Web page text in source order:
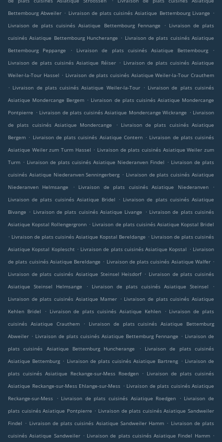
Bettembourg Abweiler . Livraison de plats cuisinés Asiatique Bettembourg Livange .
Livraison de plats cuisinés Asiatique Bettembourg Fennange
. Livraison de plats
cuisinés Asiatique Bettembourg Huncherange . Livraison de plats cuisinés Asiatique
Bettembourg Peppange
. Livraison de plats cuisinés Asiatique Bettembourg
.
Livraison de plats cuisinés Asiatique Réiser . Livraison de plats cuisinés Asiatique
Weiler-la-Tour Hassel . Livraison de plats cuisinés Asiatique Weiler-la-Tour Crauthem
. Livraison de plats cuisinés Asiatique Weiler-la-Tour . Livraison de plats cuisinés
Asiatique Mondercange Bergem . Livraison de plats cuisinés Asiatique Mondercange
Pontpierre . Livraison de plats cuisinés Asiatique Mondercange Wickrange . Livraison
de plats cuisinés Asiatique Mondercange
. Livraison de plats cuisinés Asiatique
Bergem . Livraison de plats cuisinés Asiatique Contern . Livraison de plats cuisinés
Asiatique Weiler zum Turm Hassel . Livraison de plats cuisinés Asiatique Weiler zum
Turm . Livraison de plats cuisinés Asiatique Niederanven Findel . Livraison de plats
cuisinés Asiatique Niederanven Senningerberg . Livraison de plats cuisinés Asiatique
Niederanven Helmsange
. Livraison de plats cuisinés Asiatique Niederanven
.
Livraison de plats cuisinés Asiatique Bridel
. Livraison de plats cuisinés Asiatique
Bivange . Livraison de plats cuisinés Asiatique Livange . Livraison de plats cuisinés
Asiatique Kopstal Rollengergronn . Livraison de plats cuisinés Asiatique Kopstal Bridel
. Livraison de plats cuisinés Asiatique Kopstal Bereldange . Livraison de plats cuisinés
Asiatique Kopstal Koplescht . Livraison de plats cuisinés Asiatique Kopstal . Livraison
de plats cuisinés Asiatique Bereldange . Livraison de plats cuisinés Asiatique Walfer .
Livraison de plats cuisinés Asiatique Steinsel Heisdorf . Livraison de plats cuisinés
Asiatique Steinsel Helmsange
. Livraison de plats cuisinés Asiatique Steinsel
.
Livraison de plats cuisinés Asiatique Mamer . Livraison de plats cuisinés Asiatique
Kehlen Bridel
. Livraison de plats cuisinés Asiatique Kehlen . Livraison de plats
cuisinés Asiatique Crauthem
.
Livraison de plats cuisinés Asiatique Bettemburg
Abweiler . Livraison de plats cuisinés Asiatique Bettemburg Fennange . Livraison de
plats cuisinés Asiatique Bettemburg Huncherange
.
Livraison de plats cuisinés
Asiatique Bettemburg . Livraison de plats cuisinés Asiatique Bartreng . Livraison de
plats cuisinés Asiatique Reckange-sur-Mess Roedgen
. Livraison de plats cuisinés
Asiatique Reckange-sur-Mess Ehlange-sur-Mess . Livraison de plats cuisinés Asiatique
Reckange-sur-Mess
. Livraison de plats cuisinés Asiatique Roedgen . Livraison de
plats cuisinés Asiatique Pontpierre . Livraison de plats cuisinés Asiatique Sandweiler
Findel . Livraison de plats cuisinés Asiatique Sandweiler Hamm . Livraison de plats
cuisinés Asiatique Sandweiler . Livraison de plats cuisinés Asiatique Findel Hamm .